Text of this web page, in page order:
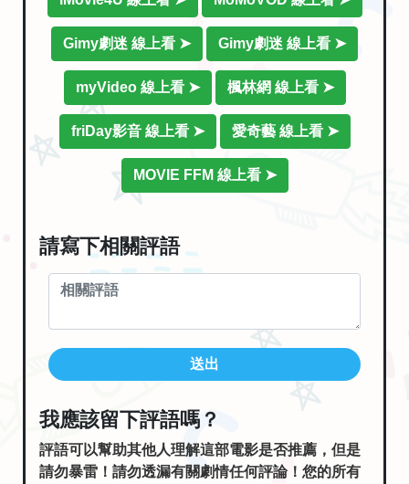
Gimy劇迷 線上看 ➤ Gimy劇迷 線上看 ➤
myVideo 線上看 ➤ 楓林網 線上看 ➤
friDay影音 線上看 ➤ 愛奇藝 線上看 ➤
MOVIE FFM 線上看 ➤
請寫下相關評語
送出
我應該留下評語嗎？
評語可以幫助其他人理解這部電影是否推薦，但是
請勿暴雷！請勿透漏有關劇情任何評論！您的所有